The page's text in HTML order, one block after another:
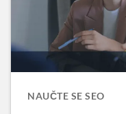
NAUČTE SE SEO